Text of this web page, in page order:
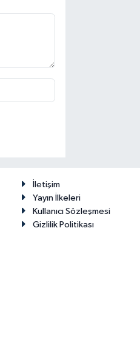
İletişim
Yayın İlkeleri
Kullanıcı Sözleşmesi
Gizlilik Politikası